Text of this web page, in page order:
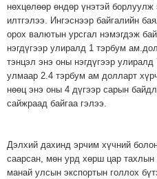
нөхцөлөөр өндөр үнэтэй
илтгэлээ. Ингэснээр байгалийн
орох валютын урсгал нэмэгдэж
нэгдүгээр улиралд 1 тэрбум
тэнцэл энэ оны нэгдүгээр
улмаар 2.4 тэрбум ам долларт
нөөц энэ оны 4 дүгээр сарын
сайжраад байгаа гэлээ.
Дэлхий дахинд эрчим хүчний
саарсан, мөн урд хөрш цар тахлын
манай улсын экспортын голлох